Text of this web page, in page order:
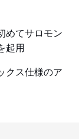
めてサロモン
起用
クス仕様のア